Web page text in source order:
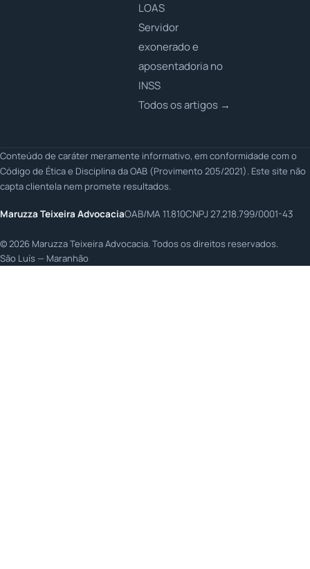
LOAS
Servidor
exonerado e
aposentadoria no
INSS
Todos os artigos →
Conteúdo de caráter meramente informativo, em conformidade com o
Código de Ética e Disciplina da OAB (Provimento 205/2021). Este site não
capta clientela nem promete resultados.
Maruzza Teixeira AdvocaciaOAB/MA 11.810CNPJ 27.218.799/0001-43
©2026 Maruzza Teixeira Advocacia. Todos os direitos reservados.
São Luís — Maranhão